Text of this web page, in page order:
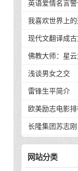
介
英语爱情名言警
我喜欢世界上
现代文翻译成
到了
佛教大师：星
浅谈男女之交
雷锋生平简介
欧美励志电影
长隆集团苏志
130亿，他的秘
网站分类